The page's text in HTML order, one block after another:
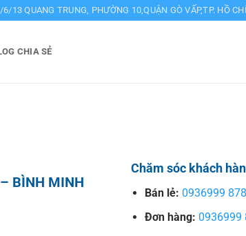
13 QUANG TRUNG, PHƯỜNG 10,QUẬN GÒ VẤP,TP. HỒ
CHIA SẺ
BÌNH MINH
Chăm sóc khách
Bán lẻ: 0936999 878
Đơn hàng: 0936999